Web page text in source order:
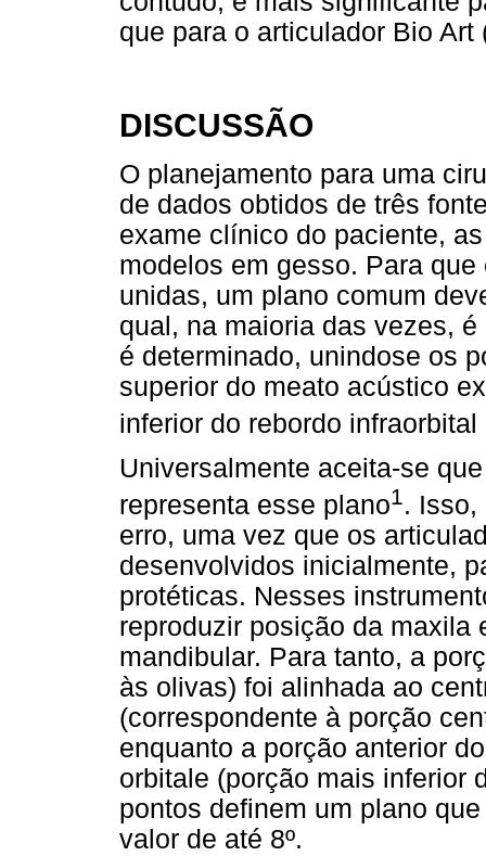
que para o articulador Bio Art
DISCUSSÃO
O planejamento para uma
de dados obtidos de três
exame clínico do paciente,
modelos em gesso. Para
unidas, um plano comum
qual, na maioria das vezes,
é determinado, unindose os
superior do meato acústico
inferior do rebordo infraorbital
Universalmente aceita-se
representa esse plano1. Isso,
erro, uma vez que os
desenvolvidos inicialmente,
protéticas. Nesses
reproduzir posição da maxila
mandibular. Para tanto, a
às olivas) foi alinhada ao
(correspondente à porção
enquanto a porção anterior
orbitale (porção mais inferior
pontos definem um plano
valor de até 8º.